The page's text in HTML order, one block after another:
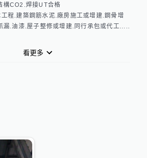
構CO2.焊接UT合格
程.建築鋼筋水泥.廠房施工或增建.鋼骨增
漏.油漆.屋子整修或增建.同行承包或代工.....
看更多